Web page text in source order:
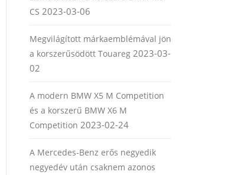
CS 2023-03-06
Megvilágított márkaemblémával jön
a korszerűsödött Touareg 2023-03-
02
A modern BMW X5 M Competition
és a korszerű BMW X6 M
Competition 2023-02-24
A Mercedes-Benz erős negyedik
negyedév után csaknem azonos